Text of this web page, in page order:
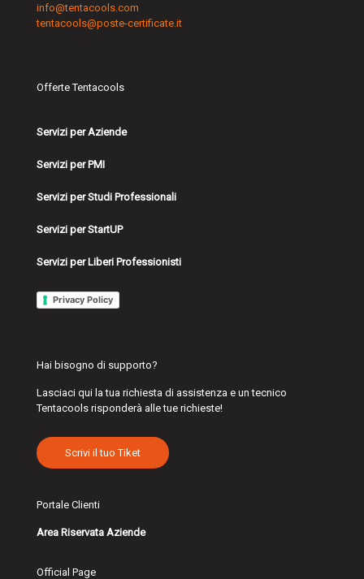
info@tentacools.com
tentacools@poste-certificate.it
Offerte Tentacools
Servizi per Aziende
Servizi per PMI
Servizi per Studi Professionali
Servizi per StartUP
Servizi per Liberi Professionisti
Privacy Policy
Hai bisogno di supporto?
Lasciaci qui la tua richiesta di assistenza e un tecnico
Tentacools risponderà alle tue richieste!
Scrivi il tuo Tiket
Portale Clienti
Area Riservata Aziende
Official Page